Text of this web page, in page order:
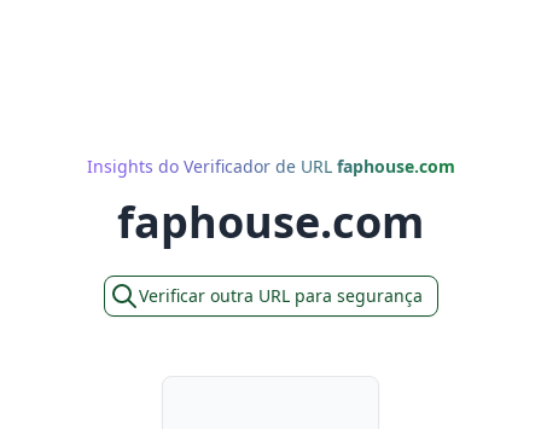
Insights do Verificador de URL faphouse.com
faphouse.com
Verificar outra URL para segurança